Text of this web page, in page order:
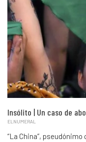
Insólito | Un caso de
ELNUMERAL
“La China”,